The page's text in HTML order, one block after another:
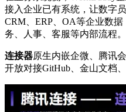
接入企业已有系统，让数字
CRM、ERP、OA等企业数
务、人事、客服等内部流程。
连接器原生内嵌企微、腾讯
开放对接GitHub、金山文档